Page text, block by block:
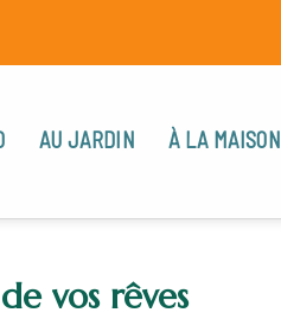
AU JARDIN À LA MAISON
vos rêves